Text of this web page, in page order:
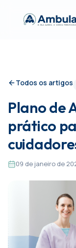
Todos os artigos
Plano de
prático
09 de janeiro de